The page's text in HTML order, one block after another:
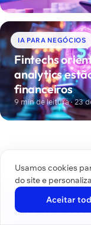
IA PARA NEGÓCIOS
Fintechs
analytics
financeiros
9 min de leitura · 23
Usamos cookies
do site e
Aceitar